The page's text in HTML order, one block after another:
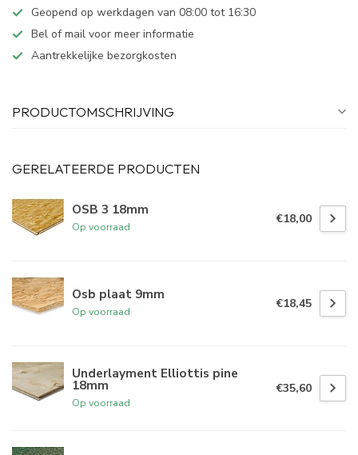
Geopend op werkdagen van 08:00 tot 16:30
Bel of mail voor meer informatie
Aantrekkelijke bezorgkosten
PRODUCTOMSCHRIJVING
GERELATEERDE PRODUCTEN
OSB 3 18mm
Op voorraad
€18,00
Osb plaat 9mm
Op voorraad
€18,45
Underlayment Elliottis pine
18mm
Op voorraad
€35,60